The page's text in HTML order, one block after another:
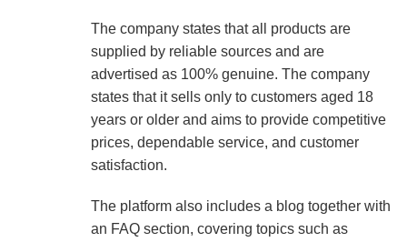
The company states that all products are
supplied by reliable sources and are
advertised as 100% genuine. The company
states that it sells only to customers aged 18
years or older and aims to provide competitive
prices, dependable service, and customer
satisfaction.
The platform also includes a blog together with
an FAQ section, covering topics such as